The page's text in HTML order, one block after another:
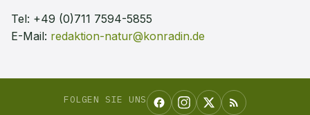
Tel: +49 (0)711 7594-5855
E-Mail: redaktion-natur@konradin.de
FOLGEN SIE UNS